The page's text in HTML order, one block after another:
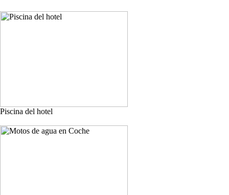
Piscina del hotel